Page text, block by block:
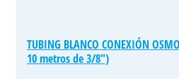
TUBING BLANCO CONEXIÓN
10 metros de 3/8″)